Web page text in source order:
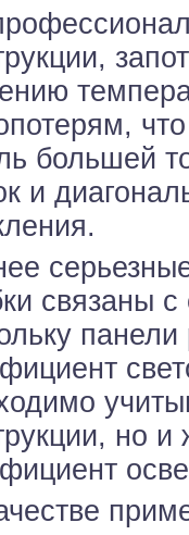
большей
и
связаны с
но и